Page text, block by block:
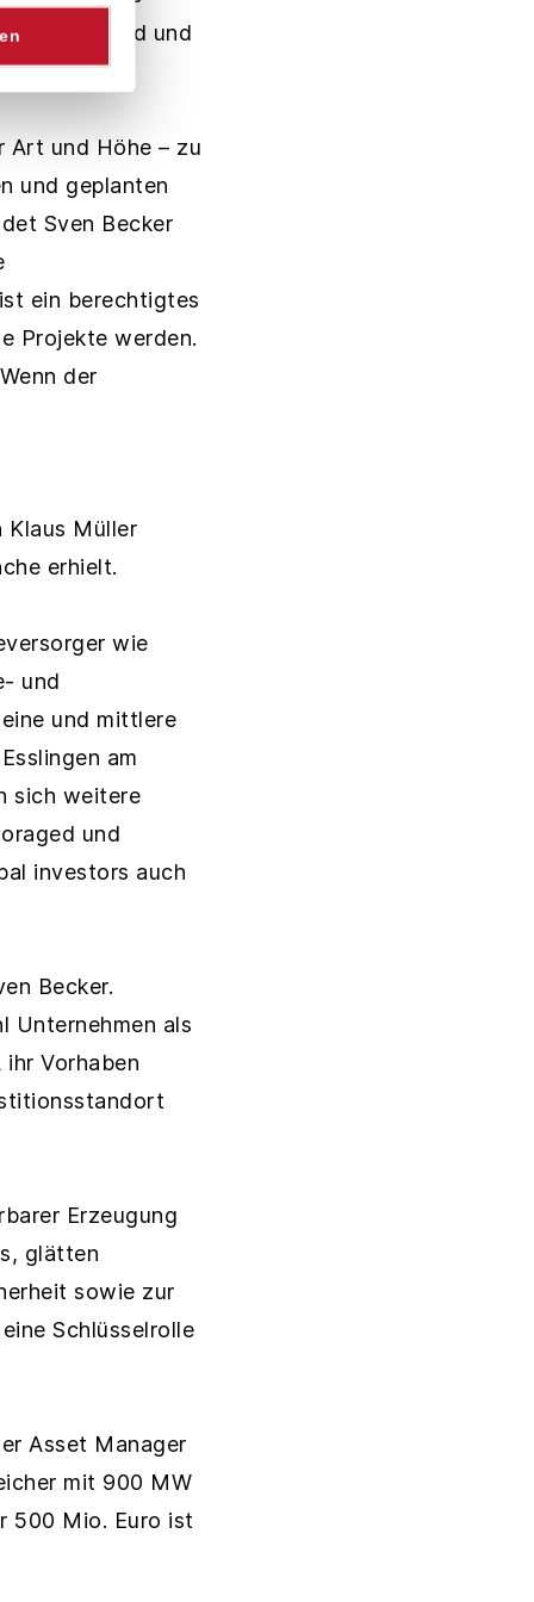
Deutschland und
Art und Höhe – zu
und geplanten
Sven Becker
ein berechtigtes
Projekte werden.
der
Klaus Müller
erhielt.
wie
und
und mittlere
am
sich weitere
und
investors auch
Becker.
Unternehmen als
Vorhaben
Erzeugung
glätten
sowie zur
Schlüsselrolle
Asset Manager
mit 900 MW
500 Mio. Euro ist